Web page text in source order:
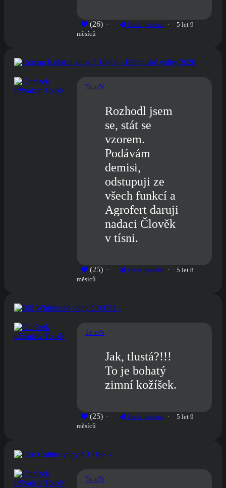
(26) Poslat přátelům
5 let 9
měsíců
To.oN
Rozhodl jsem
se, stát se
vzorem.
Podávám
demisi,
odstupuji ze
všech funkcí a
Agrofert daruji
nadaci Člověk
v tísni.
(25) Poslat přátelům
5 let 8
měsíců
To.oN
Jak, tlustá?!!!
To je bohatý
zimní kožíšek.
(25) Poslat přátelům
5 let 9
měsíců
To.oN